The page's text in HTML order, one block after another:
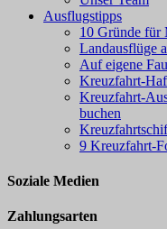
Ausflugstipps
10 Gründe für
Landausflüge
Auf eigene
Kreuzfahrt-
Kreuzfahrt-
buchen
9 Kreuzfahrt-
Soziale Medien
Zahlungsarten